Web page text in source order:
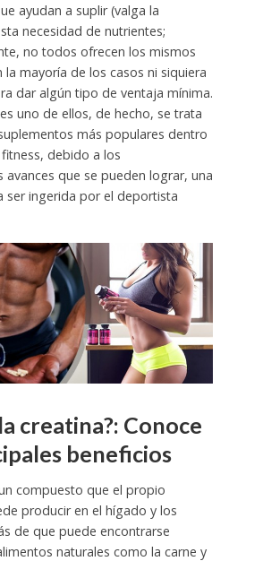
ayudan a suplir (valga la
necesidad de nutrientes;
no todos ofrecen los mismos
la mayoría de los casos ni siquiera
dar algún tipo de ventaja mínima.
uno de ellos, de hecho, se trata
más populares dentro
debido a los
avances que se pueden lograr, una
ser ingerida por el deportista
creatina?: Conoce
beneficios
compuesto que el propio
producir en el hígado y los
de que puede encontrarse
naturales como la carne y